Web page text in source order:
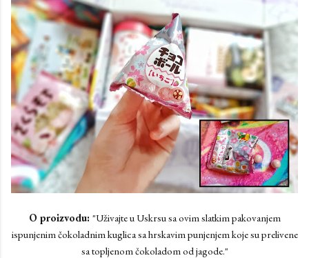
O proizvodu: "Uživajte u Uskrsu sa ovim slatkim pakovanjem
ispunjenim čokoladnim kuglica sa hrskavim punjenjem koje su prelivene
sa topljenom čokoladom od jagode."